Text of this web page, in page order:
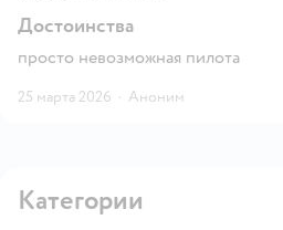
Достоинства
просто невозможная пилота
25 марта 2026 · Аноним
Категории